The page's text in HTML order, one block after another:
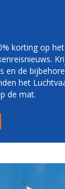
OOK
korting op
en de
het
de mat.